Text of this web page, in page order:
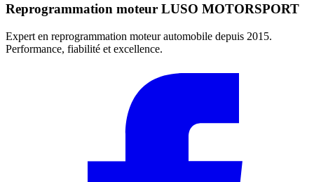
Reprogrammation moteur LUSO MOTORSPORT
Expert en reprogrammation moteur automobile depuis 2015.
Performance, fiabilité et excellence.